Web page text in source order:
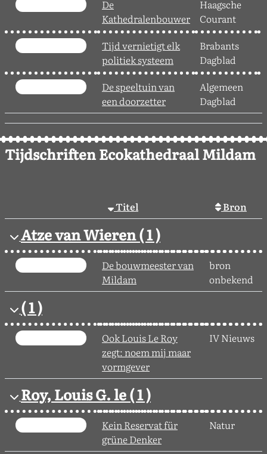
De
Kathedralenbouwer
Haagsche
Courant
Tijd vernietigt elk
politiek systeem
Brabants
Dagblad
De speeltuin van
een doorzetter
Algemeen
Dagblad
Tijdschriften Ecokathedraal Mildam
Titel Bron
Atze van Wieren( 1 )
De bouwmeester van
Mildam
bron
onbekend
( 1 )
Ook Louis Le Roy
zegt: noem mij maar
vormgever
IV Nieuws
Roy, Louis G. le( 1 )
Kein Reservat für
grüne Denker
Natur